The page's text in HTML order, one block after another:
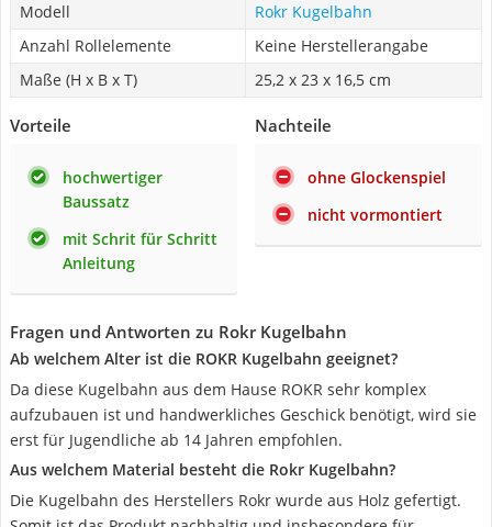
Modell
Rokr Kugelbahn
Anzahl Rollelemente
Keine Herstellerangabe
Maße (H x B x T)
25,2 x 23 x 16,5 cm
Vorteile
hochwertiger
Baussatz
mit Schrit für Schritt
Anleitung
Nachteile
ohne Glockenspiel
nicht vormontiert
Fragen und Antworten zu Rokr Kugelbahn
Ab welchem Alter ist die ROKR Kugelbahn geeignet?
Da diese Kugelbahn aus dem Hause ROKR sehr komplex
aufzubauen ist und handwerkliches Geschick benötigt, wird sie
erst für Jugendliche ab 14 Jahren empfohlen.
Aus welchem Material besteht die Rokr Kugelbahn?
Die Kugelbahn des Herstellers Rokr wurde aus Holz gefertigt.